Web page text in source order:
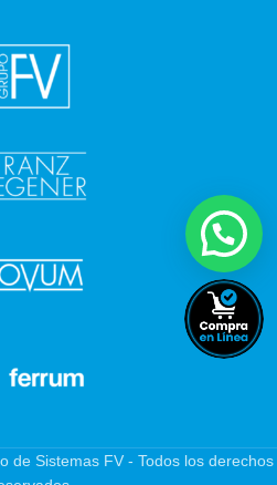
de Sistemas FV - Todos los derechos